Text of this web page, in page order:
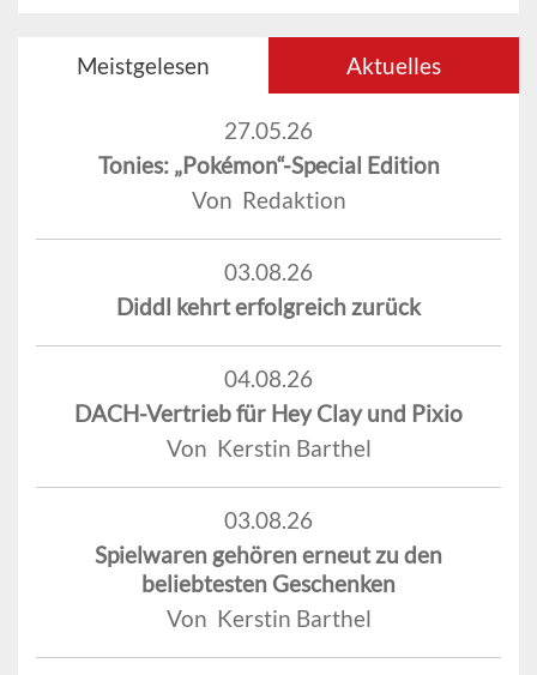
Meistgelesen Aktuelles
27.05.26
Tonies: „Pokémon“-Special Edition
Von Redaktion
03.08.26
Diddl kehrt erfolgreich zurück
04.08.26
DACH-Vertrieb für Hey Clay und Pixio
Von Kerstin Barthel
03.08.26
Spielwaren gehören erneut zu den
beliebtesten Geschenken
Von Kerstin Barthel